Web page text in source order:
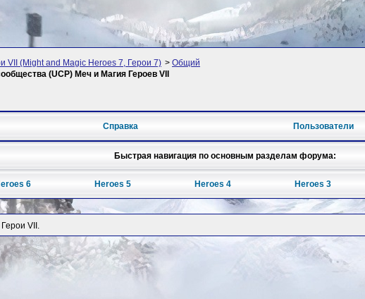
VII (Might and Magic Heroes 7, Герои 7) > Общий
(UCP) Меч и Магия Героев VII
Справка Пользователи
Быстрая навигация по основным разделам форума:
6 Heroes 5 Heroes 4 Heroes 3
VII.